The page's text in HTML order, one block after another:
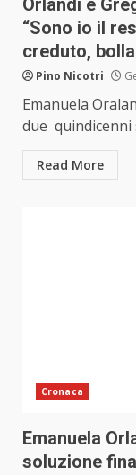
Orlandi e
“Sono io il
creduto,
Pino Nicotri
Emanuela
due quindicenni
Read More
Cronaca
Emanuela
soluzione